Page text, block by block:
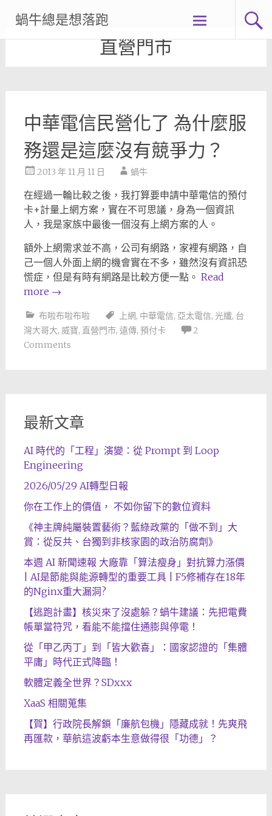
content
蝸牛總是想落跑
直營門市
中華電信民營化了 為什麼服
務還是這麼沒有競爭力？
2013 年 11 月 11 日 蝸牛
在經過一輪比較之後，我打算要申請中華電信的預付
卡+計量上網方案，實在不可思議，身為一個資訊
人，我是家族中最後一個沒有上網方案的人。
額外上網需求並不高，公司有網路，家裡有網路，自
己一個人外面上網的機會實在不多，雖然沒有資訊恐
慌症，但是有時有網路是比較方便一點。 Read
more →
布啦布啦布啦 上網, 中華電信, 亞太電信, 光纖, 台
灣大哥大, 威寶, 直營門市, 遠傳, 預付卡
2
Comments
最新文章
AI 時代的「工程」演變：從 Prompt 到 Loop
Engineering
2026/05/29 AI轉型日報
你在工作上的價值， 不如你留下的數位資料
《神主牌純屬裝置藝術？藍綠政黨的「做不到」大
賞：從反共、台獨到非核家園的政治防腐劑》
本週 AI 新聞速報 大廠靠「算法瘦身」對抗算力漲價
| AI是節能與能源轉型的重要工具 | F5修補存在18年
的Nginx重大漏洞?
【逃跑計畫】核災來了沒處躲？蝸牛建議：先把電費
帳單當符咒，看能不能擋住通膨與停電！
從「甲乙丙丁」到「皆大歡喜」：國家認證的「集體
平庸」時代正式降臨！
軟體定義全世界？SDxxx
XaaS 相關蒐集
【賀】行政院長解鎖「廉航包機」隱藏成就！先爽飛
再匯款，華航這波虧本生意做得很「功德」？